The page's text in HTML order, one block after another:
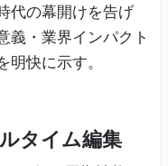
代の幕開けを告げ
義・業界インパクト
快に示す。
タイム編集